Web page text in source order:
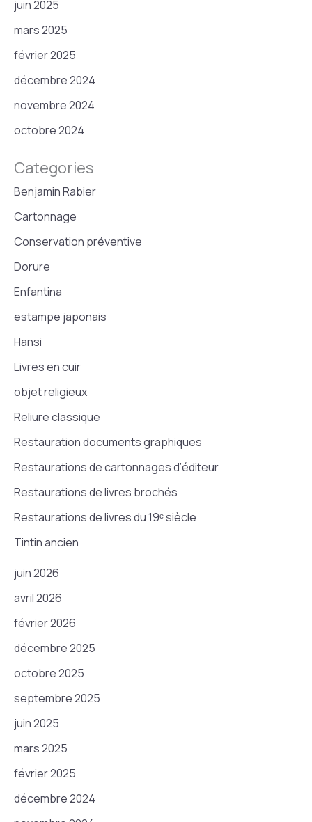
juin 2025
mars 2025
février 2025
décembre 2024
novembre 2024
octobre 2024
Categories
Benjamin Rabier
Cartonnage
Conservation préventive
Dorure
Enfantina
estampe japonais
Hansi
Livres en cuir
objet religieux
Reliure classique
Restauration documents graphiques
Restaurations de cartonnages d’éditeur
Restaurations de livres brochés
Restaurations de livres du 19ᵉ siècle
Tintin ancien
juin 2026
avril 2026
février 2026
décembre 2025
octobre 2025
septembre 2025
juin 2025
mars 2025
février 2025
décembre 2024